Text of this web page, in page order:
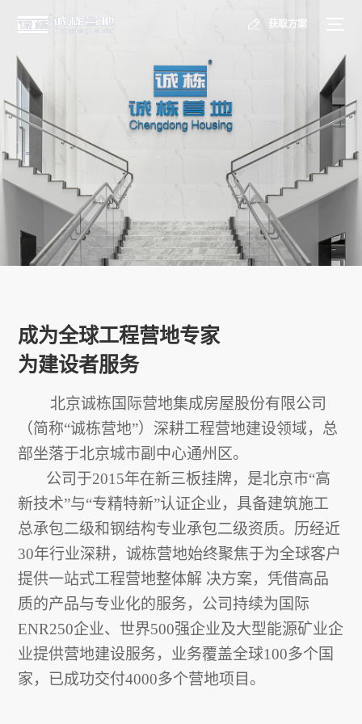
获取方案
成为全球工程营地专家
为建设者服务
北京诚栋国际营地集成房屋股份有限公司
（简称“诚栋营地”）深耕工程营地建设领域，总
部坐落于北京城市副中心通州区。
公司于2015年在新三板挂牌，是北京市“高
新技术”与“专精特新”认证企业，具备建筑施工
总承包二级和钢结构专业承包二级资质。历经近
30年行业深耕，诚栋营地始终聚焦于为全球客户
提供一站式工程营地整体解 决方案，凭借高品
质的产品与专业化的服务，公司持续为国际
ENR250企业、世界500强企业及大型能源矿业企
业提供营地建设服务，业务覆盖全球100多个国
家，已成功交付4000多个营地项目。